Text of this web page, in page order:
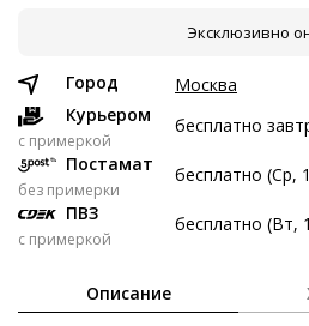
23 авг
6 сен
Без переплат
Долями
Разделите стоимость
Заплатите сейчас только часть, а
Эксклюзивно
Город
Москва
Курьером
c примеркой
бесплатно
Постамат
без примерки
бесплатно (Ср,
ПВЗ
с примеркой
бесплатно (Вт,
Описание